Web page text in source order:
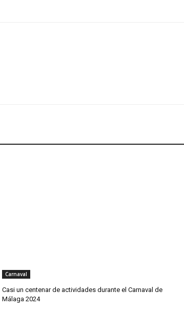
Carnaval
Casi un centenar de actividades durante el Carnaval de
Málaga 2024